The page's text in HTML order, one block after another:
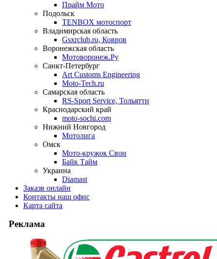
Прайм Мото
Подольск
TENBOX мотоспорт
Владимирская область
Gsxrclub.ru, Ковров
Воронежская область
Мотоворонеж.Ру
Санкт-Петербург
Art Customs Engineering
Moto-Tech.ru
Самарская область
RS-Sport Service, Тольятти
Краснодарский край
moto-sochi.com
Нижний Новгород
Мотолига
Омск
Мото-кружок Свои
Байк Тайм
Украина
Diamast
Заказв онлайн
Контакты наш офис
Карта сайта
Реклама